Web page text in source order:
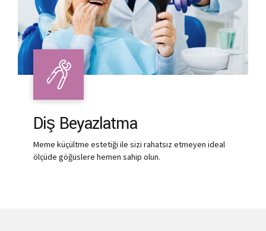
Diş Beyazlatma
Meme küçültme estetiği ile sizi rahatsız etmeyen ideal
ölçüde göğüslere hemen sahip olun.